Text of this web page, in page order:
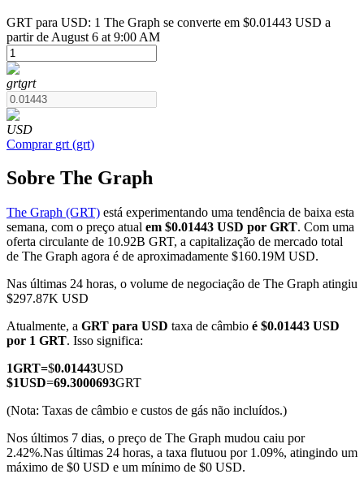
Futuros de USDT
Futuros COIN-M
Futuros de criptomoeda
TradFi
Derivativos de ações, câmbio, metais preciosos e commodities
GRT para USD: 1 The Graph se converte em $0.01443 USD a
partir de August 6 at 9:00 AM
grtgrt
USD
Comprar grt (grt)
Sobre The Graph
The Graph (GRT) está experimentando uma tendência de baixa esta
semana, com o preço atual em $0.01443 USD por GRT. Com uma
oferta circulante de 10.92B GRT, a capitalização de mercado total
de The Graph agora é de aproximadamente $160.19M USD.
Nas últimas 24 horas, o volume de negociação de The Graph atingiu
$297.87K USD
Atualmente, a GRT para USD taxa de câmbio é $0.01443 USD
por 1 GRT. Isso significa:
1GRT=$0.01443USD
$1USD=69.3000693GRT
(Nota: Taxas de câmbio e custos de gás não incluídos.)
Nos últimos 7 dias, o preço de The Graph mudou caiu por
2.42%.Nas últimas 24 horas, a taxa flutuou por 1.09%, atingindo um
máximo de $0 USD e um mínimo de $0 USD.